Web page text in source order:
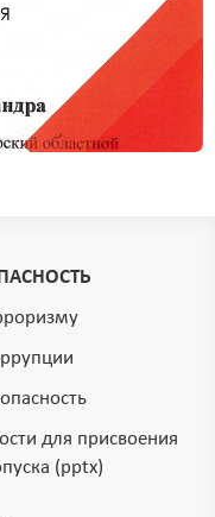
для присвоения
(pptx)